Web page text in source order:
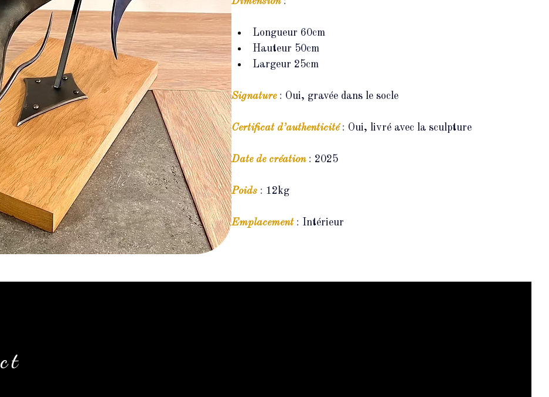
Longueur 60cm
Hauteur 50cm
Largeur 25cm
Signature : Oui, gravée dans le socle
Certificat d’authenticité : Oui, livré avec la sculpture
Date de création : 2025
Poids : 12kg
Emplacement : Intérieur